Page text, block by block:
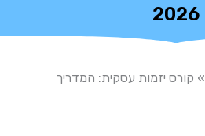
2026
» קורס יזמות עסקית: המדריך